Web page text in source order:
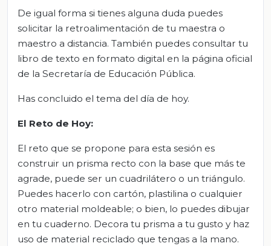
De igual forma si tienes alguna duda puedes
solicitar la retroalimentación de tu maestra o
maestro a distancia. También puedes consultar tu
libro de texto en formato digital en la página oficial
de la Secretaría de Educación Pública.
Has concluido el tema del día de hoy.
El Reto de Hoy:
El reto que se propone para esta sesión es
construir un prisma recto con la base que más te
agrade, puede ser un cuadrilátero o un triángulo.
Puedes hacerlo con cartón, plastilina o cualquier
otro material moldeable; o bien, lo puedes dibujar
en tu cuaderno. Decora tu prisma a tu gusto y haz
uso de material reciclado que tengas a la mano.